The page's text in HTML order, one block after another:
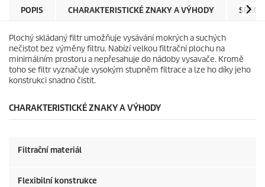
e
e
1
4
r
e
c
n
z
POPIS CHARAKTERISTICKÉ ZNAKY A VÝHODY
Plochý skládaný filtr umožňuje vysávání mokrých a suchých
nečistot bez výměny filtru. Nabízí velkou filtrační plochu na
minimálním prostoru a nepřesahuje do nádoby vysavače. Kromě
toho se filtr vyznačuje vysokým stupněm filtrace a lze ho díky jeho
konstrukci snadno čistit.
CHARAKTERISTICKÉ ZNAKY A VÝHODY
Filtrační materiál
Flexibilní konstrukce